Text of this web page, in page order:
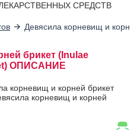
СРЕДСТВ
Девясила корневищ и корней
брикет (Inulae
ОПИСАНИЕ
корневищ и корней брикет
корневищ и корней